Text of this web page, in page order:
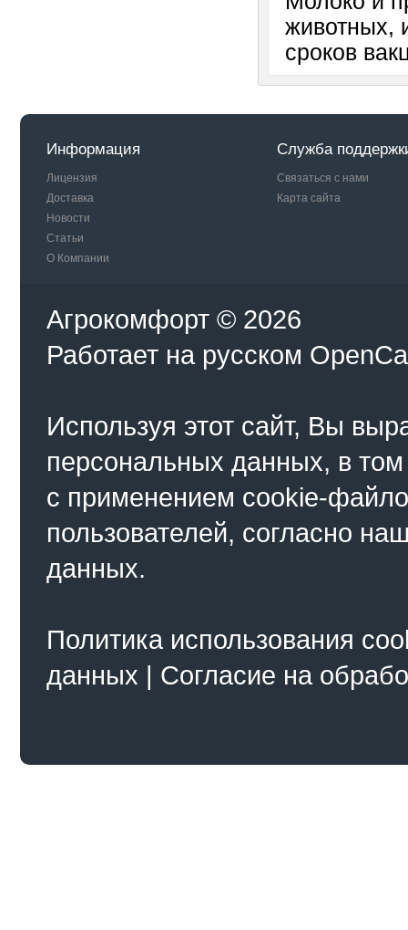
животных,
сроков
Информация
Лицензия
Доставка
Новости
Статьи
О Компании
Служба
Связаться с нами
Карта сайта
Агрокомфорт © 2026
Работает на русском
Используя этот сайт, Вы
персональных данных, в
с применением cookie-
пользователей, согласно
данных.
Политика использования
данных | Согласие на